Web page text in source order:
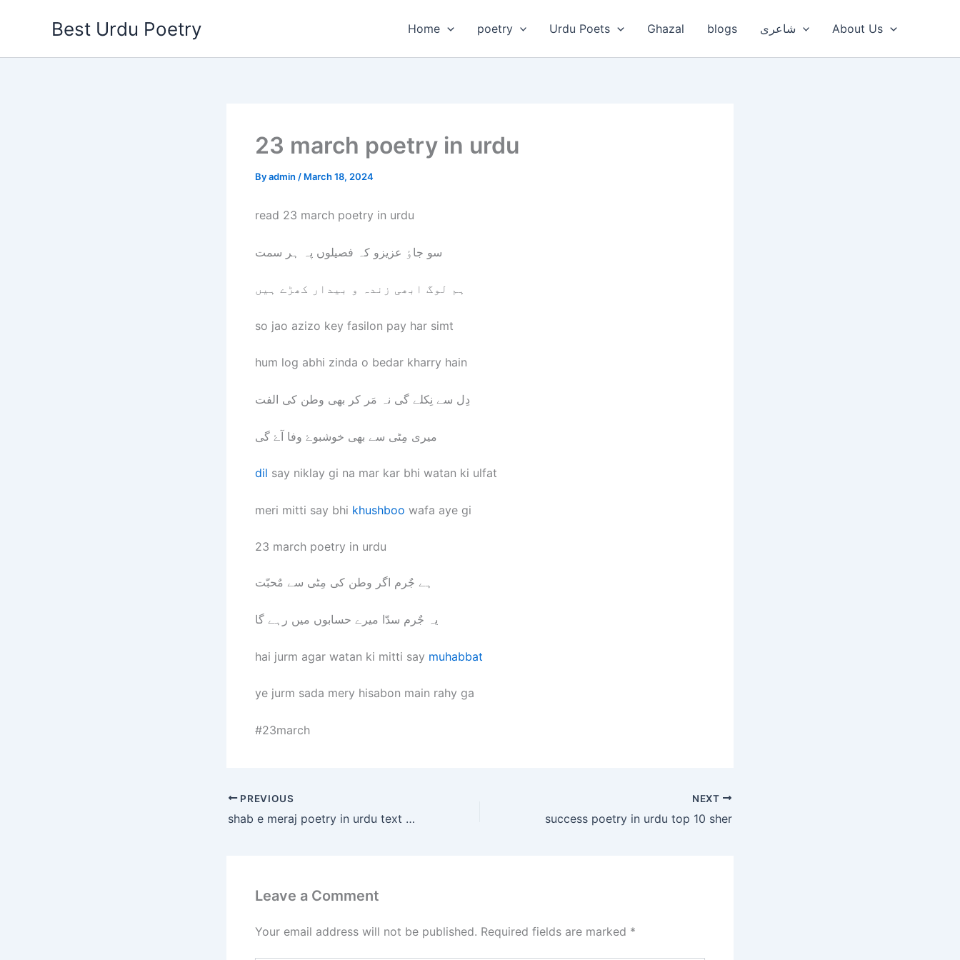
Best Urdu Poetry Home poetry Urdu Poets Ghazal blogs شاعری About Us
23 march poetry in urdu
Byadmin / March 18, 2024
read 23 march poetry in urdu
سو جاٶ عزیزو کہ فصیلوں پہ ہر سمت
ہم لوگ ابھی زندہ و بیدار کھڑے ہیں
so jao azizo key fasilon pay har simt
hum log abhi zinda o bedar kharry hain
دِل سے نِکلے گی نہ مَر کر بھی وطن کی الفت
میری مِٹی سے بھی خوشبوۓ وفا آۓ گی
dil say niklay gi na mar kar bhi watan ki ulfat
meri mitti say bhi khushboo wafa aye gi
23 march poetry in urdu
ہے جٌرم اگر وطن کی مِٹی سے مٌحبّت
یہ جٌرم سدّا میرے حسابوں میں رہے گا
hai jurm agar watan ki mitti say muhabbat
ye jurm sada mery hisabon main rahy ga
#23march
PREVIOUS
shab e meraj poetry in urdu text 10 sher
NEXT
success poetry in urdu top 10 sher
Leave a Comment
Your email address will not be published. Required fields are marked *